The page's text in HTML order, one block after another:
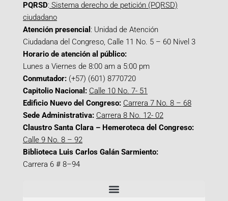
PQRSD: Sistema derecho de petición (PQRSD)
ciudadano
Atención presencial : Unidad de Atención
Ciudadana del Congreso, Calle 11 No. 5 – 60 Nivel 3
Horario de atención al público:
Lunes a Viernes de 8:00 am a 5:00 pm
Conmutador: (+57) (601) 8770720
Capitolio Nacional: Calle 10 No. 7- 51
Edificio Nuevo del Congreso: Carrera 7 No. 8 – 68
Sede Administrativa: Carrera 8 No. 12- 02
Claustro Santa Clara – Hemeroteca del Congreso:
Calle 9 No. 8 – 92
Biblioteca Luis Carlos Galán Sarmiento:
Carrera 6 # 8–94